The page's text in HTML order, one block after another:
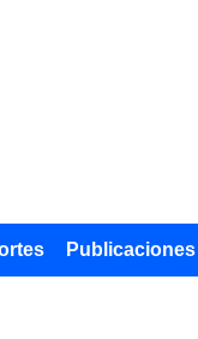
Publicaciones